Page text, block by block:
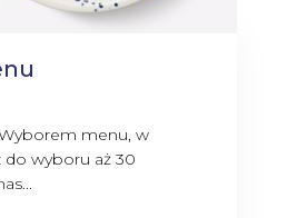
menu, w
wyboru aż 30